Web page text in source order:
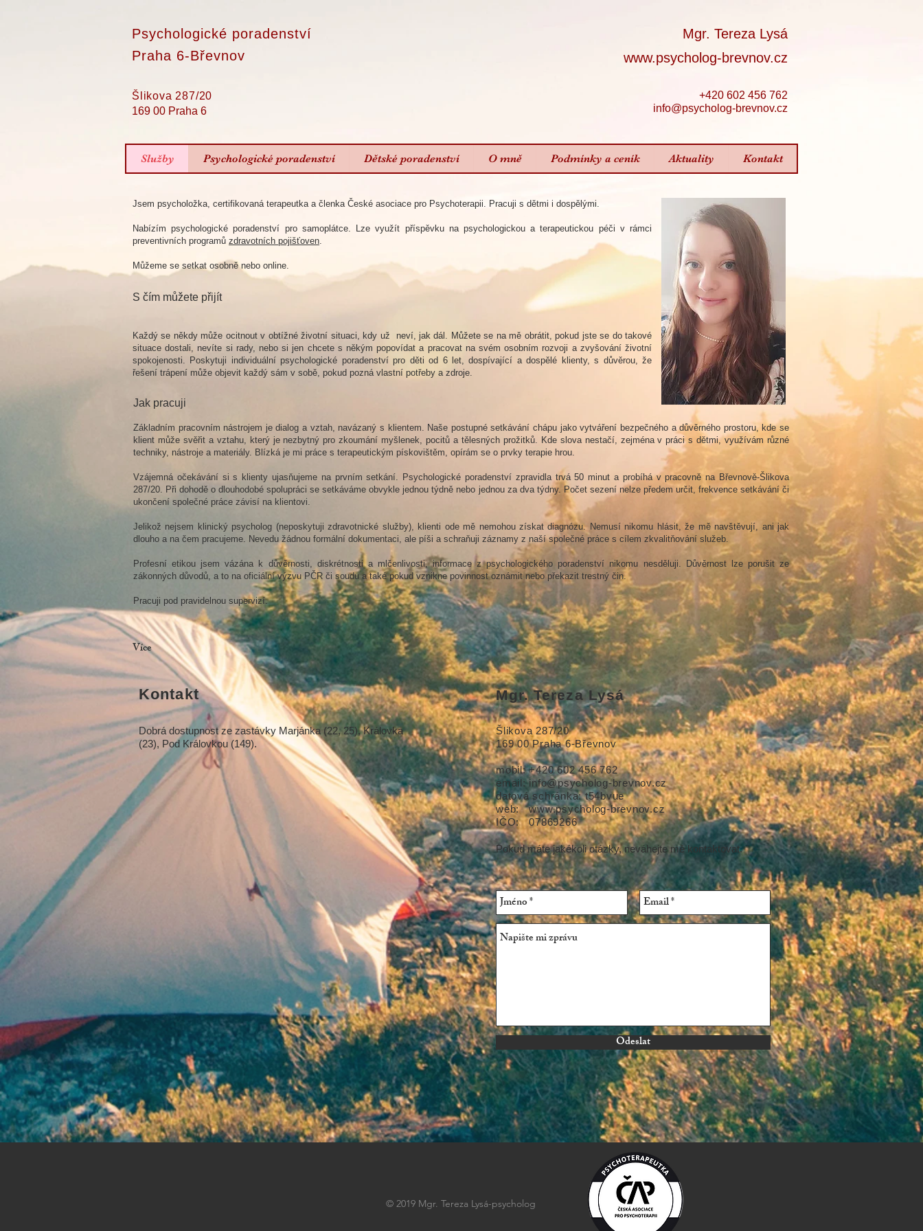
Psychologické poradenství
Praha 6-Břevnov
Šlikova 287/20
169 00 Praha 6
Mgr. Tereza Lysá
www.psycholog-brevnov.cz
+420 602 456 762
info@psycholog-brevnov.cz
Služby Psychologické poradenství Dětské poradenství O mně Podmínky a ceník Aktuality Kontakt
Jsem psycholožka, certifikovaná terapeutka a členka České asociace pro Psychoterapii. Pracuji s dětmi i dospělými.
Nabízím psychologické poradenství pro samoplátce. Lze využít příspěvku na psychologickou a terapeutickou péči v rámci
preventivních programů zdravotních pojišťoven.
Můžeme se setkat osobně nebo online.
S čím můžete přijít
Každý se někdy může ocitnout v obtížné životní situaci, kdy už neví, jak dál. Můžete se na mě obrátit, pokud jste se do takové
situace dostali, nevíte si rady, nebo si jen chcete s někým popovídat a pracovat na svém osobním rozvoji a zvyšování životní
spokojenosti. Poskytuji individuální psychologické poradenství pro děti od 6 let, dospívající a dospělé klienty, s důvěrou, že
řešení trápení může objevit každý sám v sobě, pokud pozná vlastní potřeby a zdroje.
Jak pracuji
Základním pracovním nástrojem je dialog a vztah, navázaný s klientem. Naše postupné setkávání chápu jako vytváření bezpečného a důvěrného prostoru, kde se
klient může svěřit a vztahu, který je nezbytný pro zkoumání myšlenek, pocitů a tělesných prožitků. Kde slova nestačí, zejména v práci s dětmi, využívám různé
techniky, nástroje a materiály. Blízká je mi práce s terapeutickým pískovištěm, opírám se o prvky terapie hrou.
Vzájemná očekávání si s klienty ujasňujeme na prvním setkání. Psychologické poradenství zpravidla trvá 50 minut a probíhá v pracovně na Břevnově-Šlikova
287/20. Při dohodě o dlouhodobé spolupráci se setkáváme obvykle jednou týdně nebo jednou za dva týdny. Počet sezení nelze předem určit, frekvence setkávání či
ukončení společné práce závisí na klientovi.
Jelikož nejsem klinický psycholog (neposkytuji zdravotnické služby), klienti ode mě nemohou získat diagnózu. Nemusí nikomu hlásit, že mě navštěvují, ani jak
dlouho a na čem pracujeme. Nevedu žádnou formální dokumentaci, ale píši a schraňuji záznamy z naší společné práce s cílem zkvalitňování služeb.
Profesní etikou jsem vázána k důvěrnosti, diskrétnosti a mlčenlivosti, informace z psychologického poradenství nikomu nesděluji. Důvěrnost lze porušit ze
zákonných důvodů, a to na oficiální výzvu PČR či soudu a také pokud vznikne povinnost oznámit nebo překazit trestný čin.
Pracuji pod pravidelnou supervizí.
Více
Kontakt
Dobrá dostupnost ze zastávky Marjánka (22, 25), Královka
(23), Pod Královkou (149).
Mgr. Tereza Lysá
Šlikova 287/20
169 00 Praha 6-Břevnov
mobil: +420 602 456 762
email: info@psycholog-brevnov.cz
datová schránka: t54bvue
web:www.psycholog-brevnov.cz
IČO: 07869266
Pokud máte jakékoli otázky, neváhejte mě kontaktovat.
Odeslat
© 2019 Mgr. Tereza Lysá-psycholog